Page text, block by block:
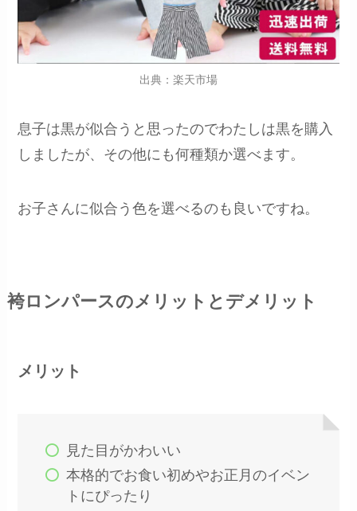
出典：楽天市場
息子は黒が似合うと思ったのでわたしは黒を購入
しましたが、その他にも何種類か選べます。
お子さんに似合う色を選べるのも良いですね。
袴ロンパースのメリットとデメリット
メリット
見た目がかわいい
本格的でお食い初めやお正月のイベン
トにぴったり